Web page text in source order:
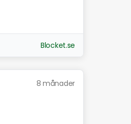
Blocket.se
8 månader